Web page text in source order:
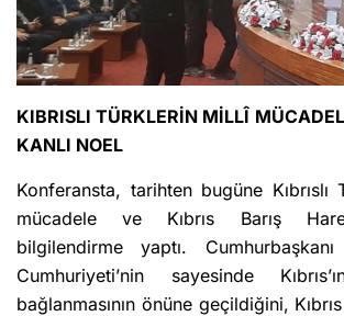
KIBRISLI TÜRKLERİN MİLLÎ
KANLI NOEL
Konferansta, tarihten bugüne Kıbrıslı
mücadele ve Kıbrıs Barış
bilgilendirme yaptı.
Cumhuriyeti’nin sayesinde
bağlanmasının önüne geçildiğini,